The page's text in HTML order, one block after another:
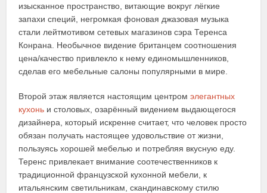
изысканное пространство, витающие вокруг лёгкие
запахи специй, негромкая фоновая джазовая музыка
стали лейтмотивом сетевых магазинов сэра Теренса
Конрана. Необычное видение британцем соотношения
цена/качество привлекло к нему единомышленников,
сделав его мебельные салоны популярными в мире.
Второй этаж является настоящим центромэлегантных
кухонь и столовых, озарённый видением выдающегося
дизайнера, который искренне считает, что человек просто
обязан получать настоящее удовольствие от жизни,
пользуясь хорошей мебелью и потребляя вкусную еду.
Теренс привлекает внимание соотечественников к
традиционной французской кухонной мебели, к
итальянским светильникам, скандинавскому стилю